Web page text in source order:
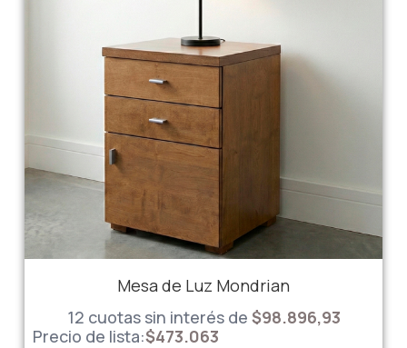
Mesa de Luz Mondrian
12 cuotas sin interés de $98.896,93
Precio de lista:$473.063